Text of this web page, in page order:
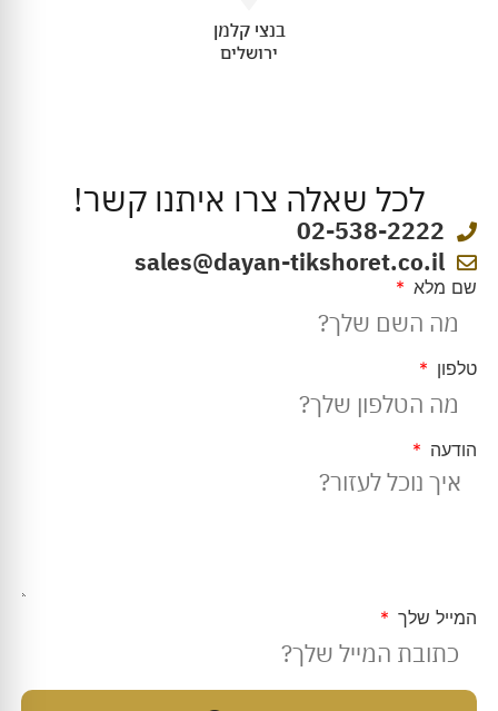
בנצי קלמן
ירושלים
לכל שאלה צרו איתנו קשר!
02-538-2222
sales@dayan-tikshoret.co.il
שם מלא
טלפון
הודעה
המייל שלך